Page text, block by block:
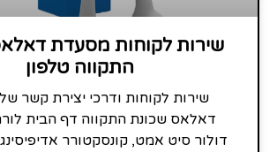
שירות לקוחות מסעדת
התקווה טלפון
שירות לקוחות ודרכי יצירת קשר
דאלאס שכונת התקווה דף הבית
דולור סיט אמט, קונסקטורר